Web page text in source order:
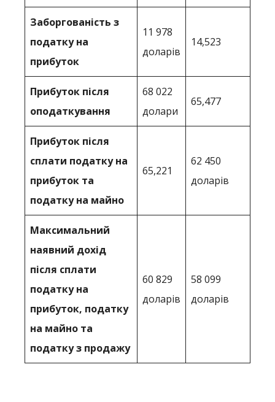
Заборгованість з
податку на
прибуток
11 978
доларів
14,523
Прибуток після
оподаткування
68 022
долари
65,477
Прибуток після
сплати податку на
прибуток та
податку на майно
65,221
62 450
доларів
Максимальний
наявний дохід
після сплати
податку на
прибуток, податку
на майно та
податку з продажу
60 829
доларів
58 099
доларів